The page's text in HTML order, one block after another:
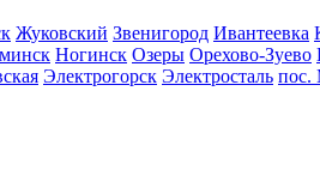
Жуковский Звенигород Ивантеевка
Ногинск Озеры Орехово-Зуево
Электрогорск Электросталь пос.